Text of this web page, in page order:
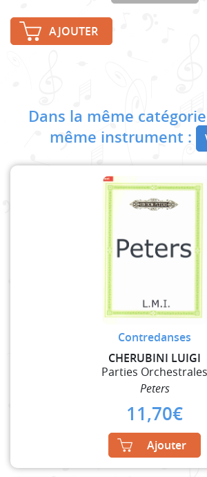
AJOUTER
Dans la même
même instrument :
Contredanses
CHERUBINI LUIGI
Parties Orchestrales
Peters
11,70€
Ajouter